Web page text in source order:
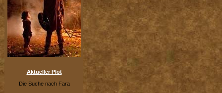
Aktueller Plot
Die Suche nach Fara